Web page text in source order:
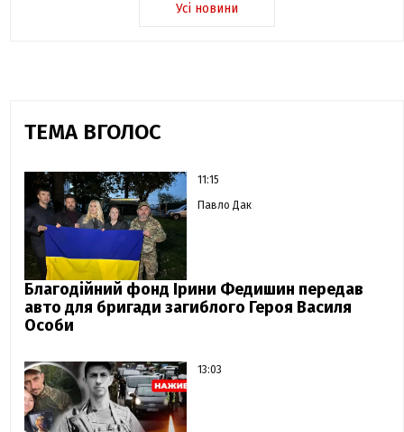
Усі новини
ТЕМА ВГОЛОС
11:15
Павло Дак
Благодійний фонд Ірини Федишин передав
авто для бригади загиблого Героя Василя
Особи
13:03